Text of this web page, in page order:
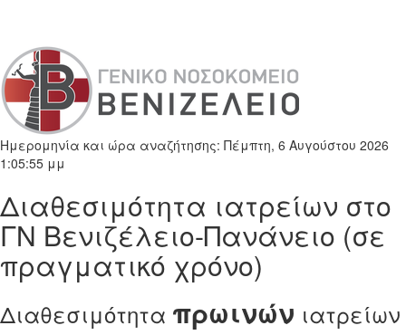
Ημερομηνία και ώρα αναζήτησης: Πέμπτη, 6 Αυγούστου 2026
1:05:55 μμ
Διαθεσιμότητα ιατρείων στο
ΓΝ Βενιζέλειο-Πανάνειο (σε
πραγματικό χρόνο)
Διαθεσιμότητα πρωινών ιατρείων